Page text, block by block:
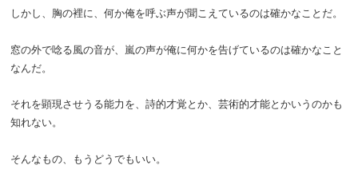
しかし、胸の裡に、何か俺を呼ぶ声が聞こえているのは確かなことだ。
窓の外で唸る風の音が、嵐の声が俺に何かを告げているのは確かなこと
なんだ。
それを顕現させうる能力を、詩的才覚とか、芸術的才能とかいうのかも
知れない。
そんなもの、もうどうでもいい。